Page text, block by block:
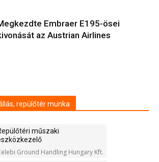
Embraer E195-ösei
az Austrian Airlines
repülőtér munka
műszaki
Ground Handling Hungary Kft.